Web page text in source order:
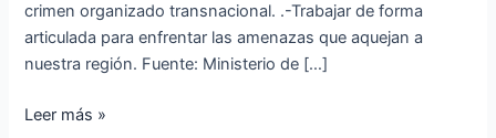
crimen organizado transnacional. .-Trabajar de forma
articulada para enfrentar las amenazas que aquejan a
nuestra región. Fuente: Ministerio de […]
crimen
organizado
transnacional
Leer más »